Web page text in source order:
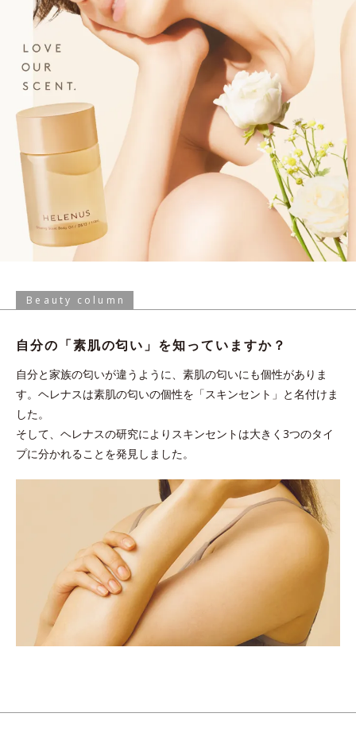
Beauty column
自分の「素肌の匂い」を知っていますか？
自分と家族の匂いが違うように、素肌の匂いにも個性がありま
す。ヘレナスは素肌の匂いの個性を「スキンセント」と名付けま
した。
そして、ヘレナスの研究によりスキンセントは大きく3つのタイ
プに分かれることを発見しました。